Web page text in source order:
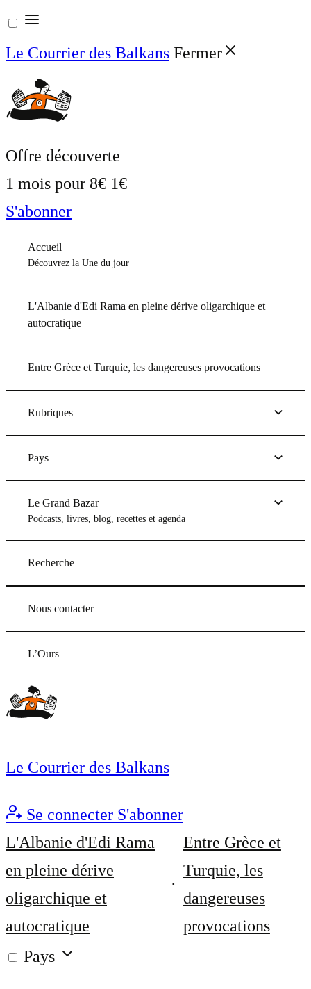
Aller
au
contenu
Le Courrier des Balkans Fermer
Offre découverte
1 mois pour 8€ 1€
S'abonner
Accueil
Découvrez la Une du jour
L'Albanie d'Edi Rama en pleine dérive oligarchique et
autocratique
Entre Grèce et Turquie, les dangereuses provocations
Rubriques
Pays
Le Grand Bazar
Podcasts, livres, blog, recettes et agenda
Recherche
Nous contacter
L’Ours
Le Courrier des Balkans
Se connecter S'abonner
L'Albanie d'Edi Rama
en pleine dérive
oligarchique et
autocratique
Entre Grèce et
Turquie, les
dangereuses
provocations
Pays